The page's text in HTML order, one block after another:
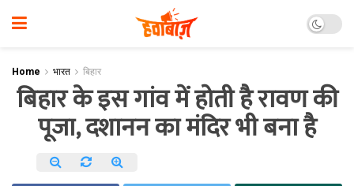
Home भारत बिहार
बिहार के इस गांव में होती है रावण की
पूजा, दशानन का मंदिर भी बना है